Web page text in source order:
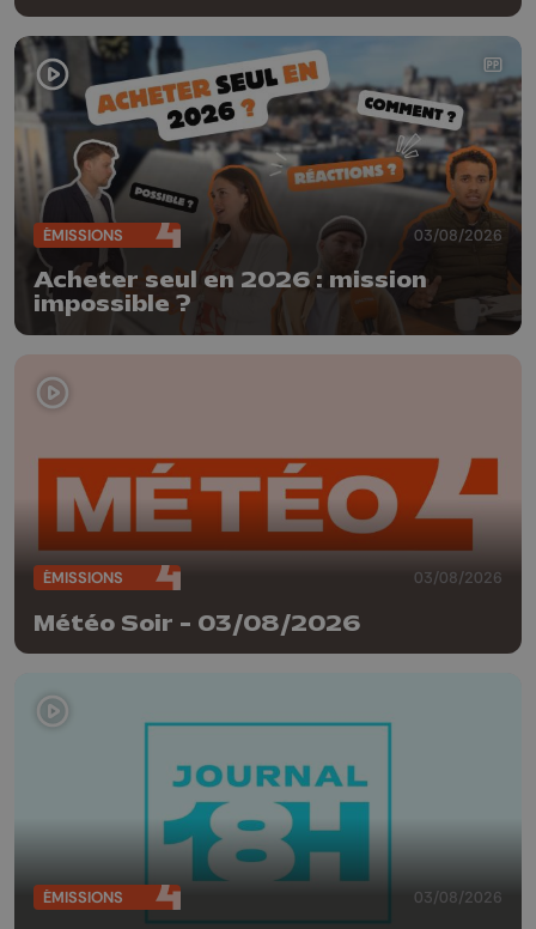
ÉMISSIONS 03/08/2026
Acheter seul en 2026 : mission
impossible ?
ÉMISSIONS 03/08/2026
Météo Soir - 03/08/2026
ÉMISSIONS 03/08/2026